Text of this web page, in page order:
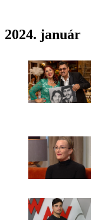
2024. január